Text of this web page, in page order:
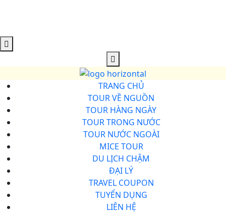
TRANG CHỦ
TOUR VỀ NGUỒN
TOUR HÀNG NGÀY
TOUR TRONG NƯỚC
TOUR NƯỚC NGOÀI
MICE TOUR
DU LỊCH CHẬM
ĐẠI LÝ
TRAVEL COUPON
TUYỂN DỤNG
LIÊN HỆ